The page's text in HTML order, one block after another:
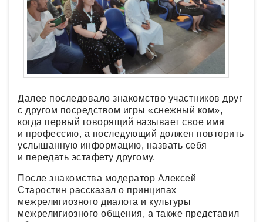
Далее последовало знакомство участников друг
с другом посредством игры «снежный ком»,
когда первый говорящий называет свое имя
и профессию, а последующий должен повторить
услышанную информацию, назвать себя
и передать эстафету другому.
После знакомства модератор Алексей
Старостин рассказал о принципах
межрелигиозного диалога и культуры
межрелигиозного общения, а также представил